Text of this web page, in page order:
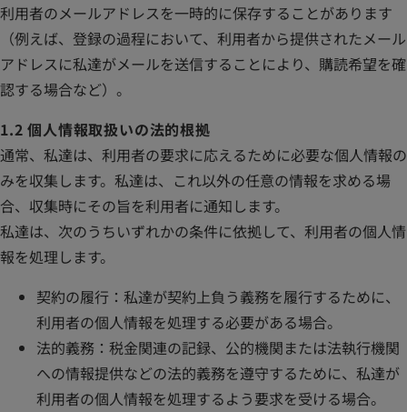
利用者のメールアドレスを一時的に保存することがあります
（例えば、登録の過程において、利用者から提供されたメール
アドレスに私達がメールを送信することにより、購読希望を確
認する場合など）。
1.2 個人情報取扱いの法的根拠
通常、私達は、利用者の要求に応えるために必要な個人情報の
みを収集します。私達は、これ以外の任意の情報を求める場
合、収集時にその旨を利用者に通知します。
私達は、次のうちいずれかの条件に依拠して、利用者の個人情
報を処理します。
契約の履行：私達が契約上負う義務を履行するために、
利用者の個人情報を処理する必要がある場合。
法的義務：税金関連の記録、公的機関または法執行機関
への情報提供などの法的義務を遵守するために、私達が
利用者の個人情報を処理するよう要求を受ける場合。